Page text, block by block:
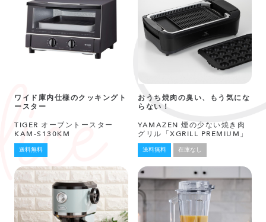
ワイド庫内仕様のクッキングト
ースター
TIGER オーブントースター
KAM-S130KM
送料無料
おうち焼肉の臭い、もう気にな
らない！
YAMAZEN 煙の少ない焼き肉
グリル「XGRILL PREMIUM」
送料無料 在庫なし